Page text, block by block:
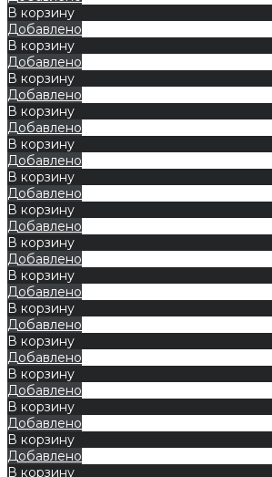
В корзину
Добавлено
В корзину
Добавлено
В корзину
Добавлено
В корзину
Добавлено
В корзину
Добавлено
В корзину
Добавлено
В корзину
Добавлено
В корзину
Добавлено
В корзину
Добавлено
В корзину
Добавлено
В корзину
Добавлено
В корзину
Добавлено
В корзину
Добавлено
В корзину
Добавлено
В корзину